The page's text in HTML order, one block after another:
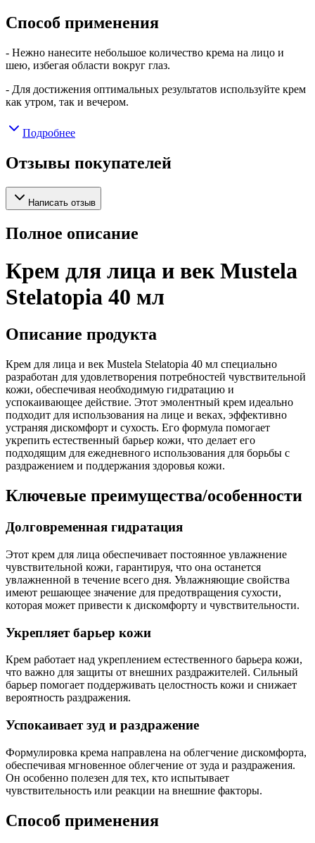
Способ применения
- Нежно нанесите небольшое количество крема на лицо и
шею, избегая области вокруг глаз.
- Для достижения оптимальных результатов используйте крем
как утром, так и вечером.
Подробнее
Отзывы покупателей
Написать отзыв
Полное описание
Крем для лица и век Mustela
Stelatopia 40 мл
Описание продукта
Крем для лица и век Mustela Stelatopia 40 мл специально
разработан для удовлетворения потребностей чувствительной
кожи, обеспечивая необходимую гидратацию и
успокаивающее действие. Этот эмолентный крем идеально
подходит для использования на лице и веках, эффективно
устраняя дискомфорт и сухость. Его формула помогает
укрепить естественный барьер кожи, что делает его
подходящим для ежедневного использования для борьбы с
раздражением и поддержания здоровья кожи.
Ключевые преимущества/особенности
Долговременная гидратация
Этот крем для лица обеспечивает постоянное увлажнение
чувствительной кожи, гарантируя, что она останется
увлажненной в течение всего дня. Увлажняющие свойства
имеют решающее значение для предотвращения сухости,
которая может привести к дискомфорту и чувствительности.
Укрепляет барьер кожи
Крем работает над укреплением естественного барьера кожи,
что важно для защиты от внешних раздражителей. Сильный
барьер помогает поддерживать целостность кожи и снижает
вероятность раздражения.
Успокаивает зуд и раздражение
Формулировка крема направлена на облегчение дискомфорта,
обеспечивая мгновенное облегчение от зуда и раздражения.
Он особенно полезен для тех, кто испытывает
чувствительность или реакции на внешние факторы.
Способ применения